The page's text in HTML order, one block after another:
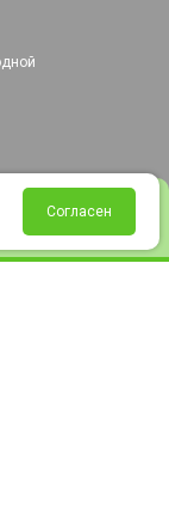
Корзина
Согласен